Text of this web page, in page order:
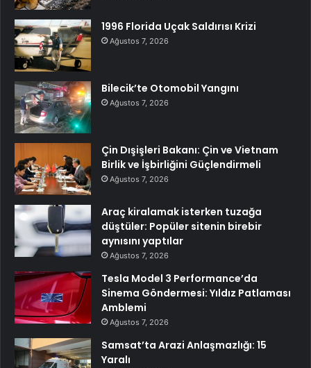
1996 Florida Uçak Saldırısı Krizi
Ağustos 7, 2026
Bilecik’te Otomobil Yangını
Ağustos 7, 2026
Çin Dışişleri Bakanı: Çin ve Vietnam
Birlik ve İşbirliğini Güçlendirmeli
Ağustos 7, 2026
Araç kiralamak isterken tuzağa
düştüler: Popüler sitenin birebir
aynısını yaptılar
Ağustos 7, 2026
Tesla Model 3 Performance’da
Sinema Göndermesi: Yıldız Patlaması
Amblemi
Ağustos 7, 2026
Samsat’ta Arazi Anlaşmazlığı: 15
Yaralı